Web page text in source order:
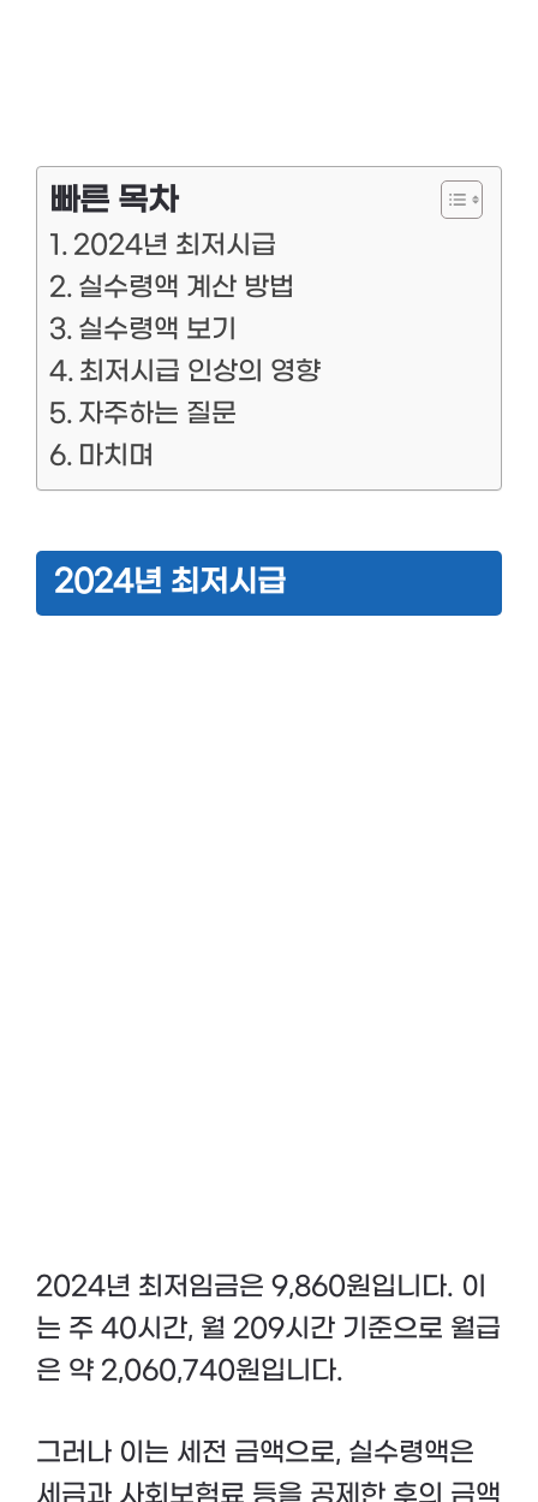
빠른 목차
2024년 최저시급
실수령액 계산 방법
실수령액 보기
최저시급 인상의 영향
자주하는 질문
마치며
2024년 최저시급
2024년 최저임금은 9,860원입니다. 이
는 주 40시간, 월 209시간 기준으로 월급
은 약 2,060,740원입니다​.
그러나 이는 세전 금액으로, 실수령액은
세금과 사회보험료 등을 공제한 후의 금액